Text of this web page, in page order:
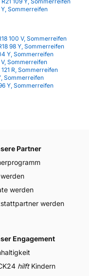
Sommerreifen
100 V, Sommerreifen
98 Y, Sommerreifen
Y, Sommerreifen
V, Sommerreifen
R, Sommerreifen
Sommerreifen
Y, Sommerreifen
Partner
werden
werden
Engagement
hilftKindern